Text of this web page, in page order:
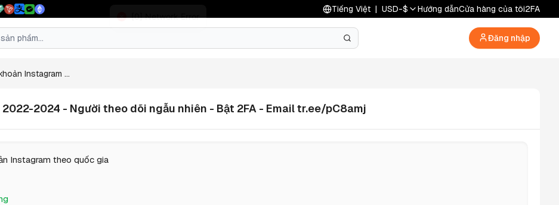
Tiếng Việt | USD-$ Hướng dẫnCửa hàng của tôi2FA
Đăng nhập
Instagram ...
2024 - Người theo dõi ngẫu nhiên - Bật 2FA - Email tr.ee/pC8amj
Instagram theo quốc gia